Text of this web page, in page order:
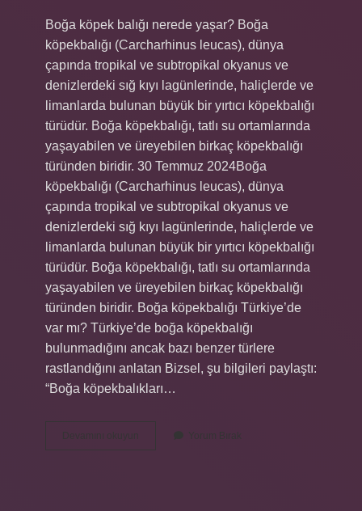
Boğa köpek balığı nerede yaşar? Boğa
köpekbalığı (Carcharhinus leucas), dünya
çapında tropikal ve subtropikal okyanus ve
denizlerdeki sığ kıyı lagünlerinde, haliçlerde ve
limanlarda bulunan büyük bir yırtıcı köpekbalığı
türüdür. Boğa köpekbalığı, tatlı su ortamlarında
yaşayabilen ve üreyebilen birkaç köpekbalığı
türünden biridir. 30 Temmuz 2024Boğa
köpekbalığı (Carcharhinus leucas), dünya
çapında tropikal ve subtropikal okyanus ve
denizlerdeki sığ kıyı lagünlerinde, haliçlerde ve
limanlarda bulunan büyük bir yırtıcı köpekbalığı
türüdür. Boğa köpekbalığı, tatlı su ortamlarında
yaşayabilen ve üreyebilen birkaç köpekbalığı
türünden biridir. Boğa köpekbalığı Türkiye’de
var mı? Türkiye’de boğa köpekbalığı
bulunmadığını ancak bazı benzer türlere
rastlandığını anlatan Bizsel, şu bilgileri paylaştı:
“Boğa köpekbalıkları…
Devamını okuyun
Köpekbalığı
Yorum Bırak